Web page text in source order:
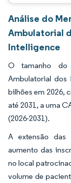
Análise do
Ambulatorial
Intelligence
O tamanho do
Ambulatorial dos
bilhões em 2026,
até 2031, a uma
(2026-2031).
A extensão das
aumento das
no local
volume de